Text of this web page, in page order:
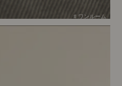
# ワンルーム